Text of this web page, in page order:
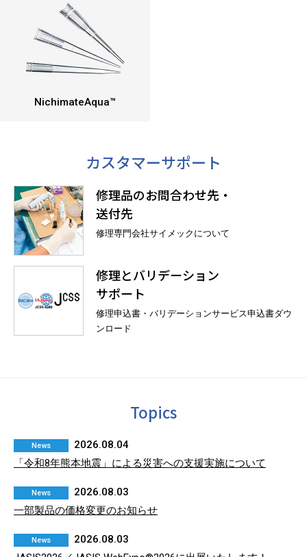
NichimateAqua™
カスタマーサポート
修理品のお問合わせ先・
送付先
修理専門会社サイメックについて
修理とバリデーション
サポート
修理申込書・バリデーションサービス申込書ダウ
ンロード
Topics
News
2026.08.04
「令和8年熊本地震」による災害への支援実施について
News
2026.08.03
一部製品の価格変更のお知らせ
News
2026.08.03